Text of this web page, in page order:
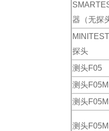
器（无探
探头
测头F05
测头
测头
测头